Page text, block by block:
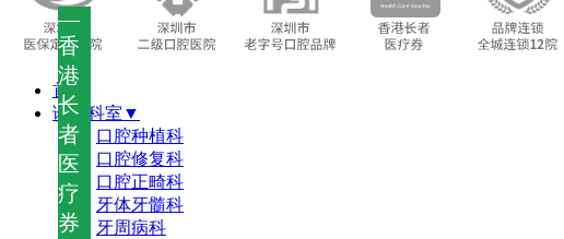
—
香
港
长
者
医
疗
券
首页
诊疗科室▼
口腔种植科
口腔修复科
口腔正畸科
牙体牙髓科
牙周病科